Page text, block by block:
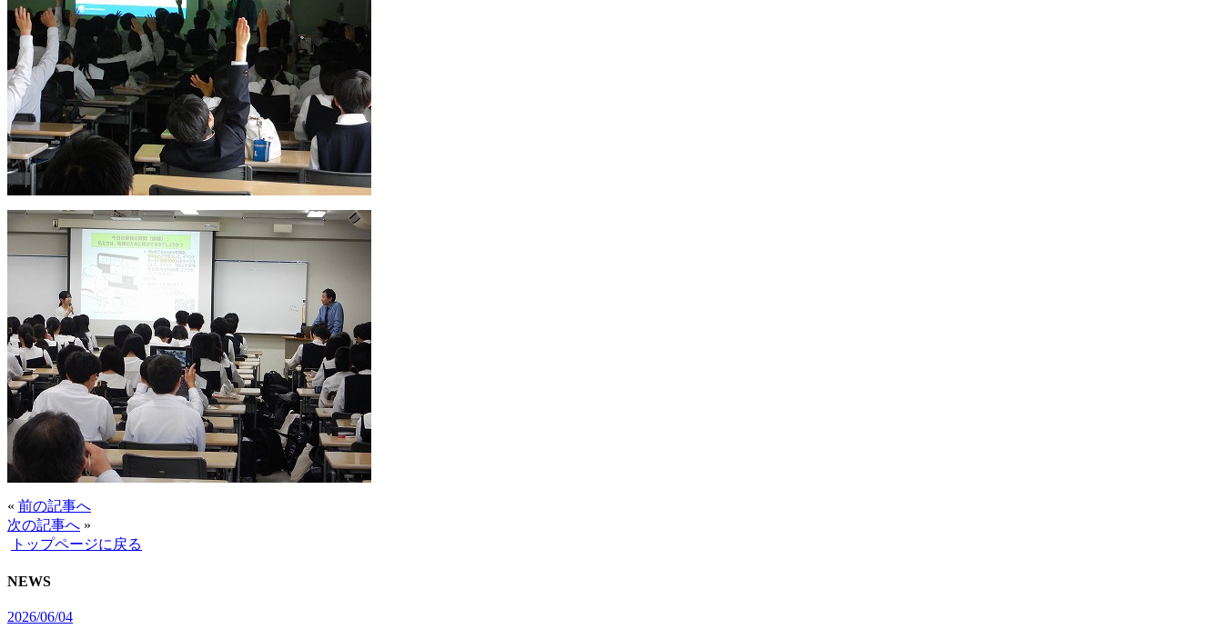
« 前の記事へ
次の記事へ »
トップページに戻る
NEWS
2026/06/04